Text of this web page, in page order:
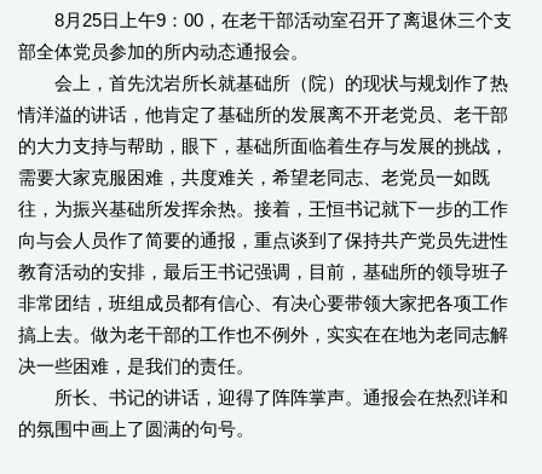
8月25日上午9：00，在老干部活动室召开了离退休三个支
部全体党员参加的所内动态通报会。
会上，首先沈岩所长就基础所（院）的现状与规划作了热
情洋溢的讲话，他肯定了基础所的发展离不开老党员、老干部
的大力支持与帮助，眼下，基础所面临着生存与发展的挑战，
需要大家克服困难，共度难关，希望老同志、老党员一如既
往，为振兴基础所发挥余热。接着，王恒书记就下一步的工作
向与会人员作了简要的通报，重点谈到了保持共产党员先进性
教育活动的安排，最后王书记强调，目前，基础所的领导班子
非常团结，班组成员都有信心、有决心要带领大家把各项工作
搞上去。做为老干部的工作也不例外，实实在在地为老同志解
决一些困难，是我们的责任。
所长、书记的讲话，迎得了阵阵掌声。通报会在热烈详和
的氛围中画上了圆满的句号。